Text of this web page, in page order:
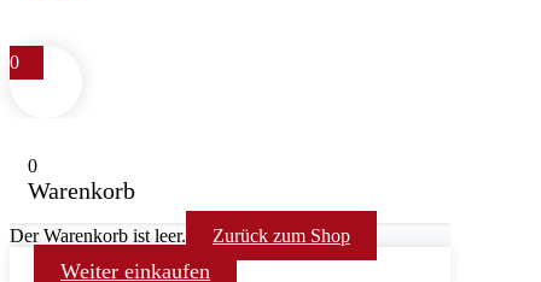
0
0
Warenkorb
Der Warenkorb ist leer. Zurück zum Shop
Weiter einkaufen